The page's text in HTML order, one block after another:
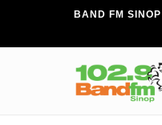
BAND FM